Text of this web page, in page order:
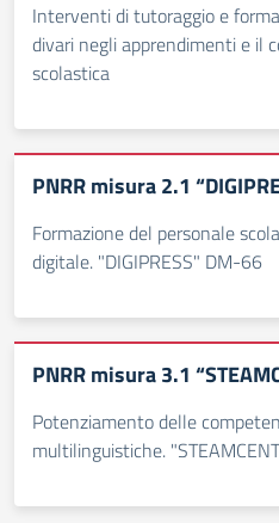
Interventi di tutoraggio e
divari negli apprendimenti e il
scolastica
PNRR misura 2.1
Formazione del personale
digitale. "DIGIPRESS" DM-66
PNRR misura 3.1
Potenziamento delle
multilinguistiche.